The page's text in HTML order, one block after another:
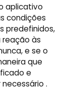
aplicativo
condições
predefinidos,
às
e se o
que
e
.